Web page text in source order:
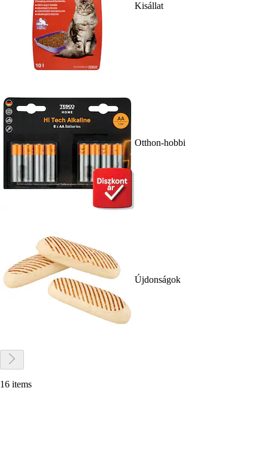
Kisállat
Otthon-hobbi
Újdonságok
16 items